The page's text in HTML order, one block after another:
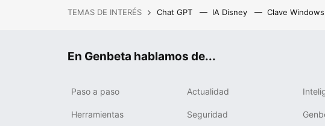
TEMAS DE INTERÉS Chat GPT IA Disney Clave
En Genbeta hablamos de...
Paso a paso Actualidad
Herramientas Seguridad